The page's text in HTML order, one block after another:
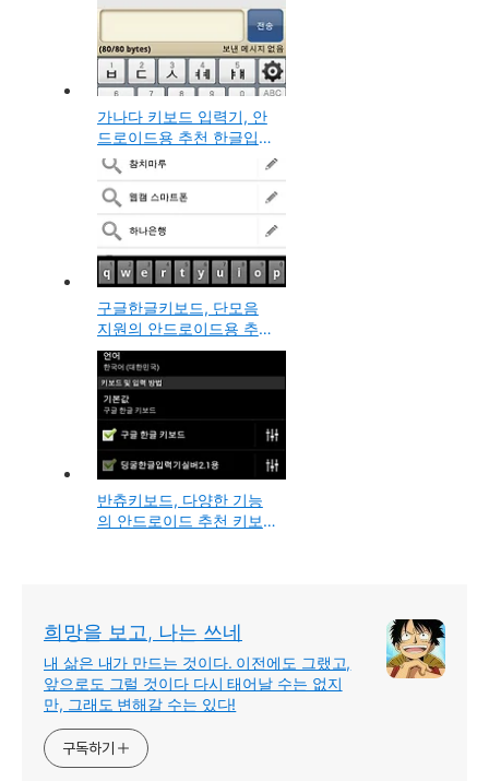
방법
가나다 키보드 입력기, 안
드로이드용 추천 한글입력
앱 사용방법
구글한글키보드, 단모음
지원의 안드로이드용 추천
키보드 앱 사용방법
반츄키보드, 다양한 기능
의 안드로이드 추천 키보
희망을 보고, 나는 쓰네
내 삶은 내가 만드는 것이다. 이전에도 그랬고,
앞으로도 그럴 것이다 다시 태어날 수는 없지
만, 그래도 변해갈 수는 있다!
구독하기